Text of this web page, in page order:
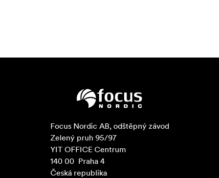
Focus Nordic AB, odštěpný závod
Zelený pruh 95/97
YIT OFFICE Centrum
140 00  Praha 4
Česká republika